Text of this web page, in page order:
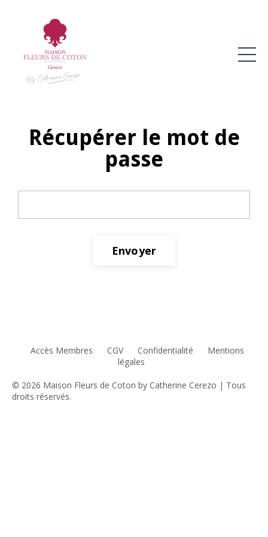
Récupérer le mot de
passe
Accès Membres CGV Confidentialité
Mentions
légales
© 2026 Maison Fleurs de Coton by Catherine Cerezo | Tous
droits réservés.